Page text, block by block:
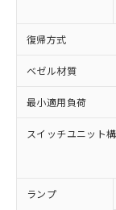
復帰方式
ベゼル材質
最小適用負荷
スイッチユニット
ランプ